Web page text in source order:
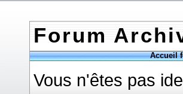
Forum
Accueil
Vous n'êtes pas